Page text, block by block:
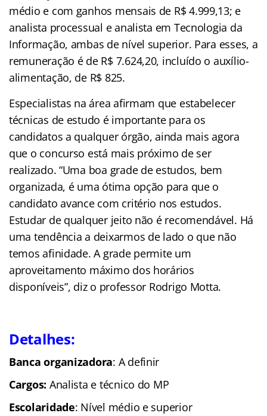
médio e com ganhos mensais de R$ 4.999,13; e
analista processual e analista em Tecnologia da
Informação, ambas de nível superior. Para esses, a
remuneração é de R$ 7.624,20, incluído o auxílio-
alimentação, de R$ 825.
Especialistas na área afirmam que estabelecer
técnicas de estudo é importante para os
candidatos a qualquer órgão, ainda mais agora
que o concurso está mais próximo de ser
realizado. “Uma boa grade de estudos, bem
organizada, é uma ótima opção para que o
candidato avance com critério nos estudos.
Estudar de qualquer jeito não é recomendável. Há
uma tendência a deixarmos de lado o que não
temos afinidade. A grade permite um
aproveitamento máximo dos horários
disponíveis”, diz o professor Rodrigo Motta.
Detalhes:
Banca organizadora: A definir
Cargos: Analista e técnico do MP
Escolaridade: Nível médio e superior